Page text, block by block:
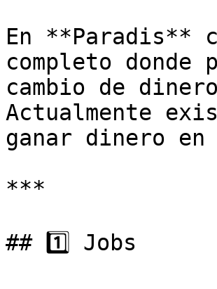
En **Paradis**
completo
cambio de
Actualmente
ganar dinero
***
## 1️⃣ Jobs